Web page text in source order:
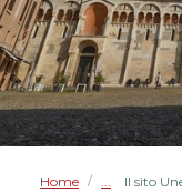
Home / Il sito